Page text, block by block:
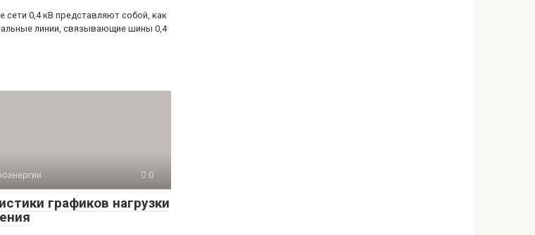
сети 0,4 кВ представляют собой, как
линии, связывающие шины 0,4
0
графиков нагрузки